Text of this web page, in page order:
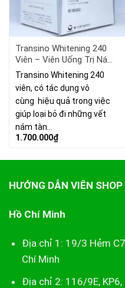
Transino Whitening 240
Viên – Viên Uống Trị Nám
Da Số 1 Nhật Bản
Transino Whitening 240
viên, có tác dụng vô
cùng hiệu quả trong việc
giúp loại bỏ đi những vết
nám tàn…
1.700.000₫
HƯỚNG DẪN VIÊN SHOP
Hồ Chí Minh
Địa chỉ 1: 19/3 Hẻm
Chí Minh
Địa chỉ 2: 116/9E, KP6,